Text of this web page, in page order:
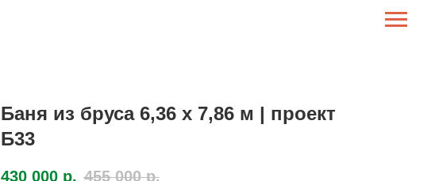
Баня из бруса 6,36 x 7,86 м | проект
Б33
430 000 р. 455 000 р.